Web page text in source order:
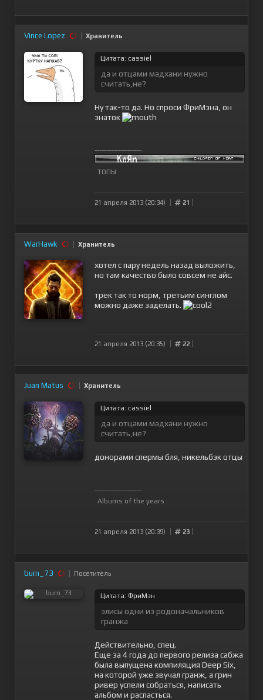
Vince Lopez Хранитель
Цитата: cassiel
да и отцами мадхани нужно
считать,не?
Ну так-то да. Но спроси ФриМэна, он
знаток
--------------------
ТОПЫ
21 апреля 2013 (20:34) 21
WarHawk Хранитель
хотел с пару недель назад выложить,
но там качество было совсем не айс.
трек так то норм, третьим синглом
можно даже заделать.
21 апреля 2013 (20:35) 22
Juan Matus Хранитель
Цитата: cassiel
да и отцами мадхани нужно
считать,не?
донорами спермы бля, никельбэк отцы
--------------------
Albums of the years
21 апреля 2013 (20:39) 23
burn_73 Посетитель
Цитата: ФриМэн
элисы одни из родоначальников
гранжа
Действительно, спец.
Еще за 4 года до первого релиза сабжа
была выпущена компиляция Deep Six,
на которой уже звучал гранж, а грин
ривер успели собраться, написать
альбом и распасться.